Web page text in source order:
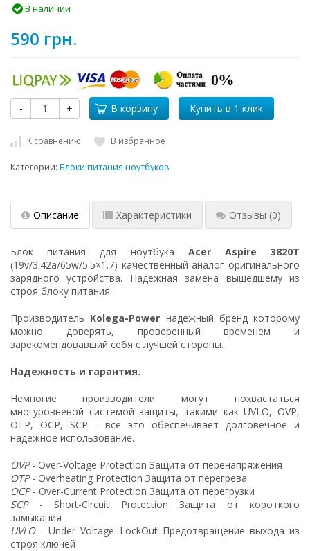
В наличии
590 грн.
- + В корзину
К сравнению В избранное
Категории: Блоки питания ноутбуков
Описание Характеристики Отзывы (0)
Блок питания для ноутбука Acer Aspire 3820T
(19v/3.42a/65w/5.5×1.7) качественный аналог оригинального
зарядного устройства. Надежная замена вышедшему из
строя блоку питания.
Производитель Kolega-Power надежный бренд которому
можно доверять, проверенный временем и
зарекомендовавший себя с лучшей стороны.
Надежность и гарантия.
Немногие производители могут похвастаться
многуровневой системой защиты, такими как UVLO, OVP,
OTP, OCP, SCP - все это обеспечивает долговечное и
надежное использование.
OVP- Over-Voltage Protection Защита от перенапряжения
OTP- Overheating Protection Защита от перегрева
OCP- Over-Current Protection Защита от перегрузки
SCP- Short-Circuit Protection Защита от короткого
замыкания
UVLO- Under Voltage LockOut Предотвращение выхода из
строя ключей